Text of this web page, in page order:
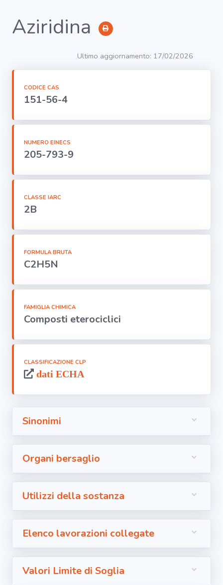
Agenti
Lavorazioni
bersaglio
Visualizza
infografica
Home
Aziridina
Ultimo aggiornamento: 17/02/2026
CODICE CAS
151-56-4
NUMERO EINECS
205-793-9
CLASSE IARC
2B
FORMULA BRUTA
C2H5N
FAMIGLIA CHIMICA
Composti eterociclici
CLASSIFICAZIONE CLP
dati ECHA
Sinonimi
Organi bersaglio
Utilizzi della sostanza
Elenco lavorazioni collegate
Valori Limite di Soglia